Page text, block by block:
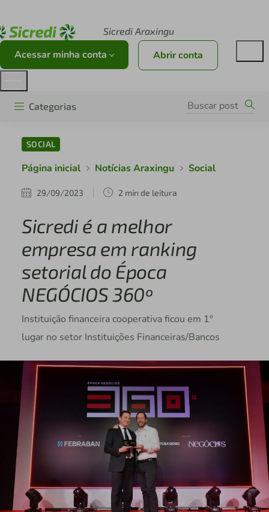
Sicredi Araxingu
Acessar minha conta Abrir conta
Categorias
SOCIAL
Página inicial Notícias Araxingu Social
29/09/2023 2 min de leitura
Sicredi é a melhor
empresa em ranking
setorial do Época
NEGÓCIOS 360º
Instituição financeira cooperativa ficou em 1º
lugar no setor Instituições Financeiras/Bancos